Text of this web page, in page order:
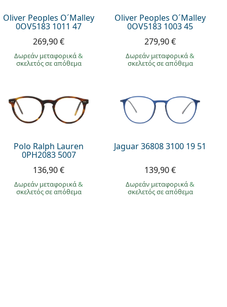
Oliver Peoples O´Malley
0OV5183 1011 47
269,90 €
Δωρεάν μεταφορικά&
σκελετός σε απόθεμα
Oliver Peoples O´Malley
0OV5183 1003 45
279,90 €
Δωρεάν μεταφορικά&
σκελετός σε απόθεμα
Polo Ralph Lauren
0PH2083 5007
136,90 €
Δωρεάν μεταφορικά&
σκελετός σε απόθεμα
Jaguar 36808 3100 19 51
139,90 €
Δωρεάν μεταφορικά&
σκελετός σε απόθεμα